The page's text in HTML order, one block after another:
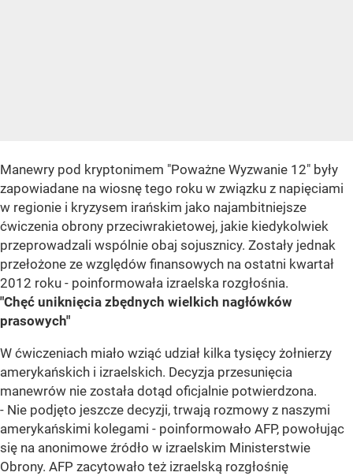
Manewry pod kryptonimem "Poważne Wyzwanie 12" były
zapowiadane na wiosnę tego roku w związku z napięciami
w regionie i kryzysem irańskim jako najambitniejsze
ćwiczenia obrony przeciwrakietowej, jakie kiedykolwiek
przeprowadzali wspólnie obaj sojusznicy. Zostały jednak
przełożone ze względów finansowych na ostatni kwartał
2012 roku - poinformowała izraelska rozgłośnia.
"Chęć uniknięcia zbędnych wielkich nagłówków
prasowych"
W ćwiczeniach miało wziąć udział kilka tysięcy żołnierzy
amerykańskich i izraelskich. Decyzja przesunięcia
manewrów nie została dotąd oficjalnie potwierdzona.
- Nie podjęto jeszcze decyzji, trwają rozmowy z naszymi
amerykańskimi kolegami - poinformowało AFP, powołując
się na anonimowe źródło w izraelskim Ministerstwie
Obrony. AFP zacytowało też izraelską rozgłośnię